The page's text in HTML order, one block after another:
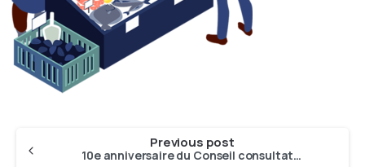
Previous post
10e anniversaire du Conseil consultatif de l’aquaculture et du Conseil consultatif des marchés